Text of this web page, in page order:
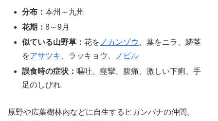
分布：本州～九州
花期：8～9月
似ている山野草：花を ノカンゾウ
、葉をニラ、鱗茎
をアサツキ 、ラッキョウ、
ノビル
誤食時の症状： 嘔吐、痙攣、腹痛、激しい下痢、手
足のしびれ
原野や広葉樹林内などに自生するヒガンバナの仲間。